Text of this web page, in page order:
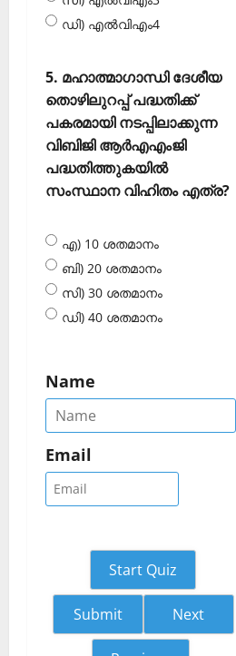
ഡി) എല്‍വിഎം4
5. മഹാത്മാഗാന്ധി ദേശീയ
തൊഴിലുറപ്പ് പദ്ധതിക്ക്
പകരമായി നടപ്പിലാക്കുന്ന
വിബിജി ആര്‍എഎംജി
പദ്ധതിത്തുകയില്‍
സംസ്ഥാന വിഹിതം എത്ര?
എ) 10 ശതമാനം
ബി) 20 ശതമാനം
സി) 30 ശതമാനം
ഡി) 40 ശതമാനം
Name
Email
Start Quiz
Next